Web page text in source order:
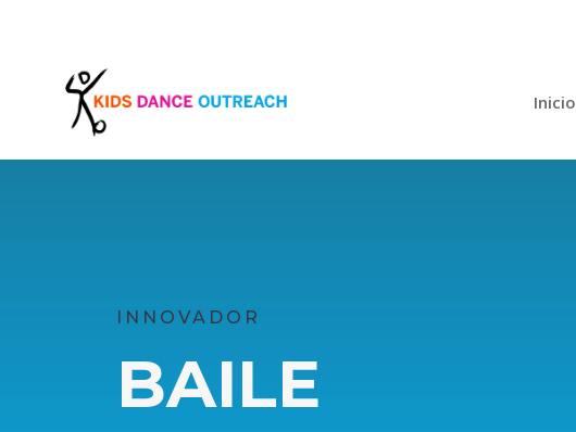
Inicio
INNOVADOR
BAILE